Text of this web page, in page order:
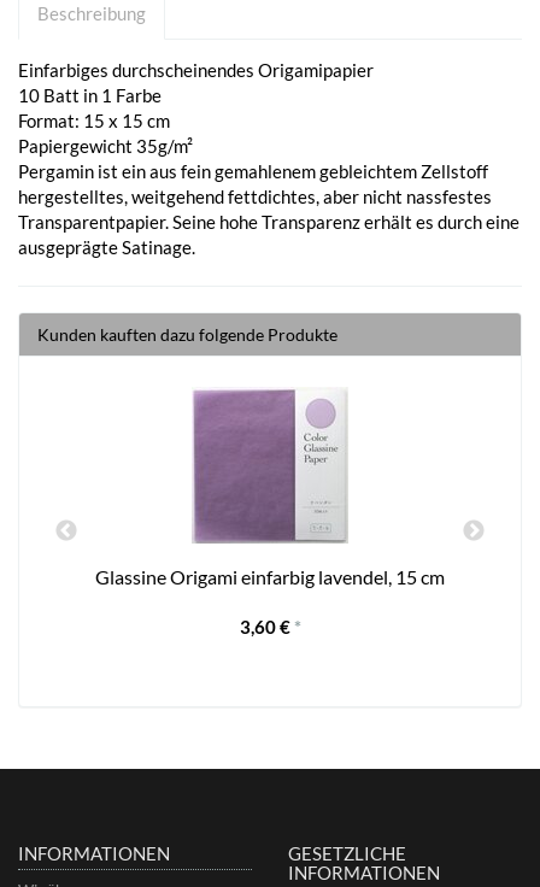
Beschreibung
Einfarbiges durchscheinendes Origamipapier
10 Batt in 1 Farbe
Format: 15 x 15 cm
Papiergewicht 35g/m²
Pergamin ist ein aus fein gemahlenem gebleichtem Zellstoff
hergestelltes, weitgehend fettdichtes, aber nicht nassfestes
Transparentpapier. Seine hohe Transparenz erhält es durch eine
ausgeprägte Satinage.
Kunden kauften dazu folgende Produkte
Glassine Origami einfarbig lavendel, 15 cm
3,60 € *
INFORMATIONEN
GESETZLICHE
INFORMATIONEN